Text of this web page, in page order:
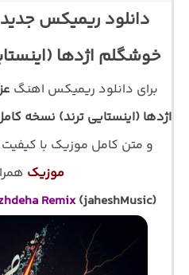
دانلود ریمیکس جدید
خوشگلم اژدها
برای دانلود ریمیکس اهنگ
اژدها (اینستایی ترند) نسخه
و متن کامل موزیک با کیفیت اصلی 320
موزیک
Remix(jaheshMusic)